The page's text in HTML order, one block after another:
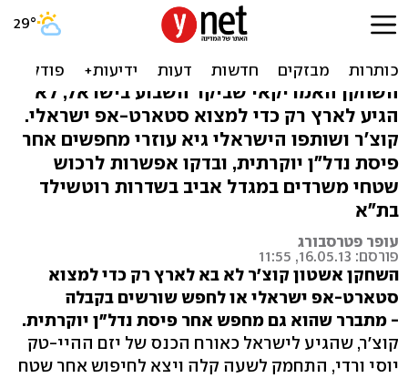
אשטון קוצ'ר מחפש משרדים
השחקן האמריקאי שביקר השבוע בישראל, לא
הגיע לארץ רק כדי למצוא סטארט-אפ ישראלי.
קוצ'ר ושותפו הישראלי גיא עוזרי מחפשים אחר
פיסת נדל"ן יוקרתית, ובדקו אפשרות לרכוש
שטחי משרדים במגדל אביב בשדרות רוטשילד
בת"א
עופר פטרסבורג
פורסם: 16.05.13, 11:55
השחקן אשטון קוצ'ר לא בא לארץ רק כדי למצוא
סטארט-אפ ישראלי או לחפש שורשים בקבלה
- מתברר שהוא גם מחפש אחר פיסת נדל"ן יוקרתית.
קוצ'ר, שהגיע לישראל כאורח הכנס של יזם ההיי-טק
יוסי ורדי, התחמק לשעה קלה ויצא לחיפוש אחר שטח